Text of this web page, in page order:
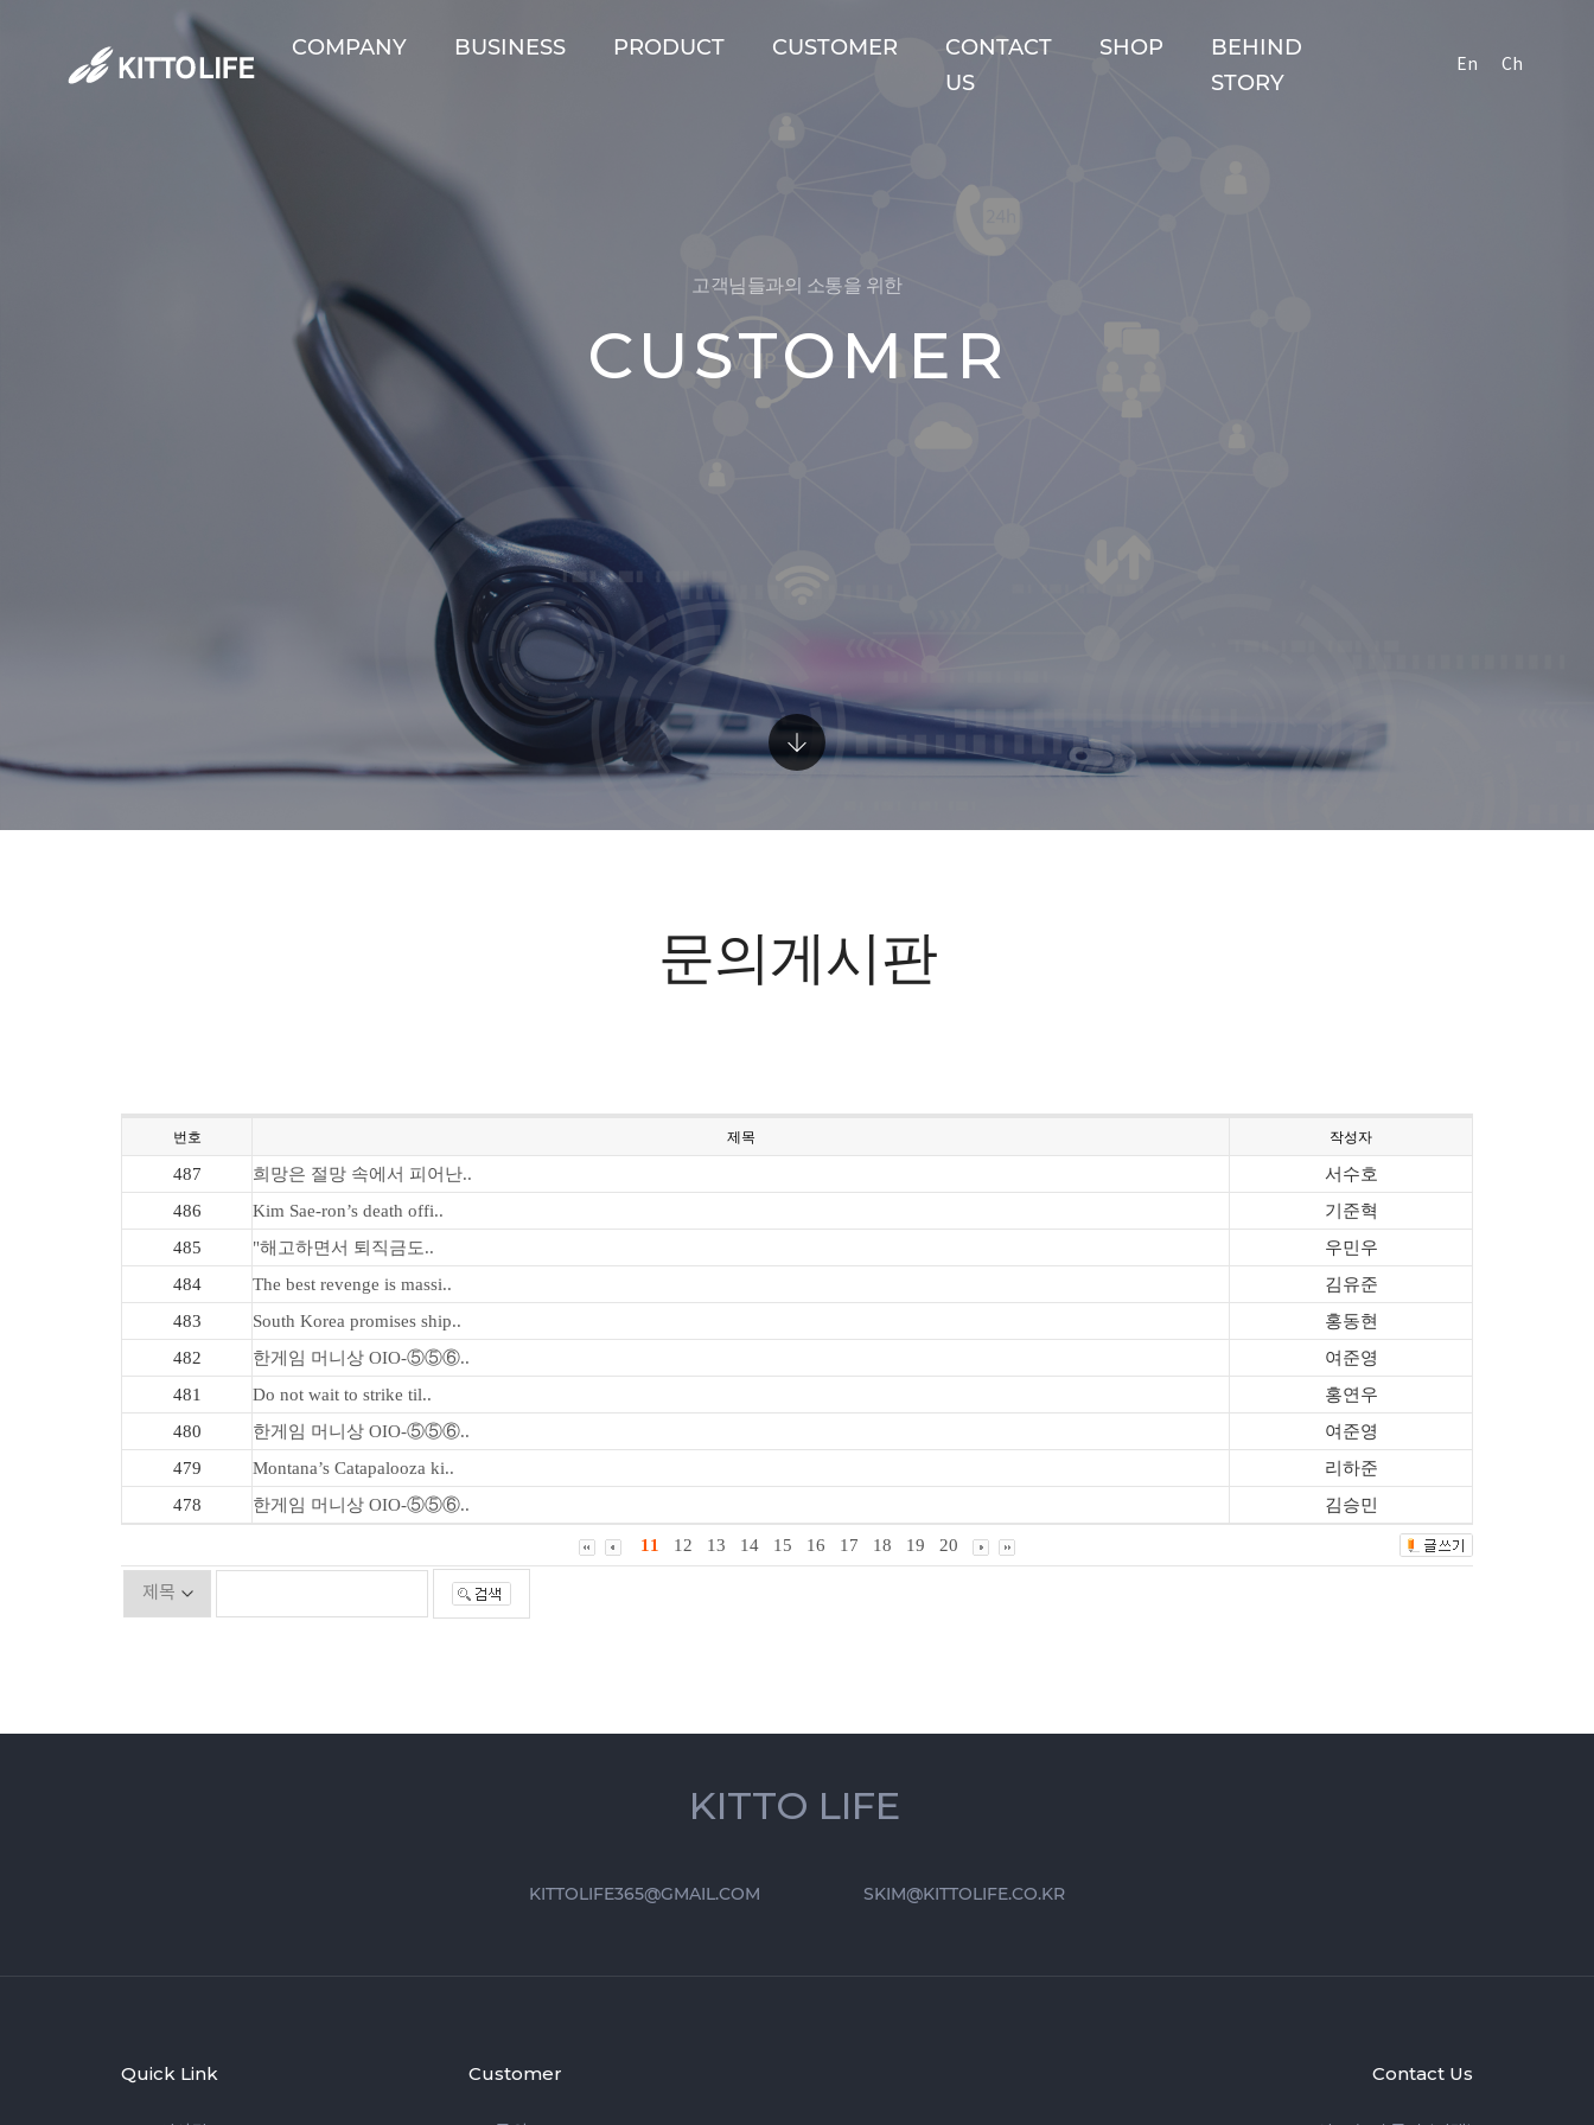
COMPANY BUSINESS PRODUCT CUSTOMER
CONTACT
US
SHOP
BEHIND
STORY
En Ch
고객님들과의 소통을 위한
CUSTOMER
문의게시판
번호 제목 작성자
487 희망은 절망 속에서 피어난..
서수호
486
Kim Sae-ron’s death offi..
기준혁
485
"해고하면서 퇴직금도..
우민우
484
The best revenge is massi..
김유준
483
South Korea promises ship..
홍동현
482
한게임 머니상 OIO-⑤⑤⑥..
여준영
481
Do not wait to strike til..
홍연우
480
한게임 머니상 OIO-⑤⑤⑥..
여준영
479
Montana’s Catapalooza ki..
리하준
478
한게임 머니상 OIO-⑤⑤⑥.. 김승민
11 12 13 14 15 16 17 18 19 20
KITTO LIFE
KITTOLIFE365@GMAIL.COM SKIM@KITTOLIFE.CO.KR
Quick Link Customer Contact Us